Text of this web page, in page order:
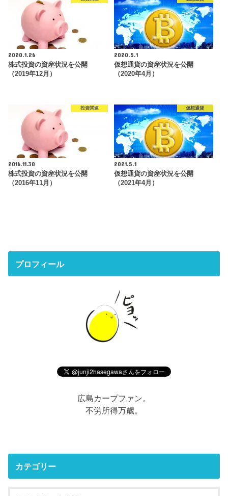
2020.1.26
株式投資の資産状況を公開
（2019年12月）
2020.5.1
仮想通貨の資産状況を公開
（2020年4月）
投資関連
2016.11.30
株式投資の資産状況を公開
（2016年11月）
仮想通貨
2021.5.1
仮想通貨の資産状況を公開
（2021年4月）
プロフィール
広島カープファン。
不労所得万歳。
カテゴリー